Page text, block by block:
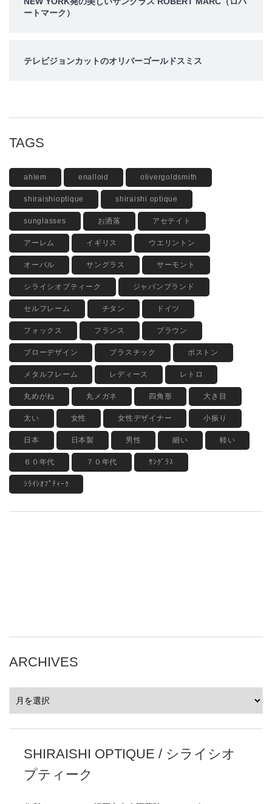
ートマーク）
テレビジョンカットのオリバーゴールドスミス
TAGS
ahlem enalloid olivergoldsmith
shiraishioptique shiraishi optique
sunglasses お洒落 アセテイト
アーレム イギリス ウエリントン
オーバル サングラス サーモント
シライシオプティーク ジャパンブランド
セルフレーム チタン ドイツ
フォックス フランス ブラウン
ブローデザイン プラスチック ボストン
メタルフレーム レディース レトロ
丸めがね 丸メガネ 四角形 大き目
太い 女性 女性デザイナー 小振り
日本 日本製 男性 細い 軽い
６０年代 ７０年代 ｻﾝｸﾞﾗｽ
ｼﾗｲｼｵﾌﾟﾃｨｰｸ
ARCHIVES
SHIRAISHI OPTIQUE / シライシオ
プティーク